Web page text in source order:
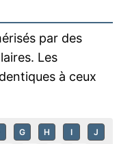
par des
Les
à ceux
G H I J